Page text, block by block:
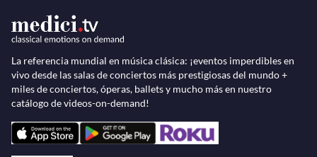
La referencia mundial en música clásica: ¡eventos imperdibles en
vivo desde las salas de conciertos más prestigiosas del mundo +
miles de conciertos, óperas, ballets y mucho más en nuestro
catálogo de videos-on-demand!